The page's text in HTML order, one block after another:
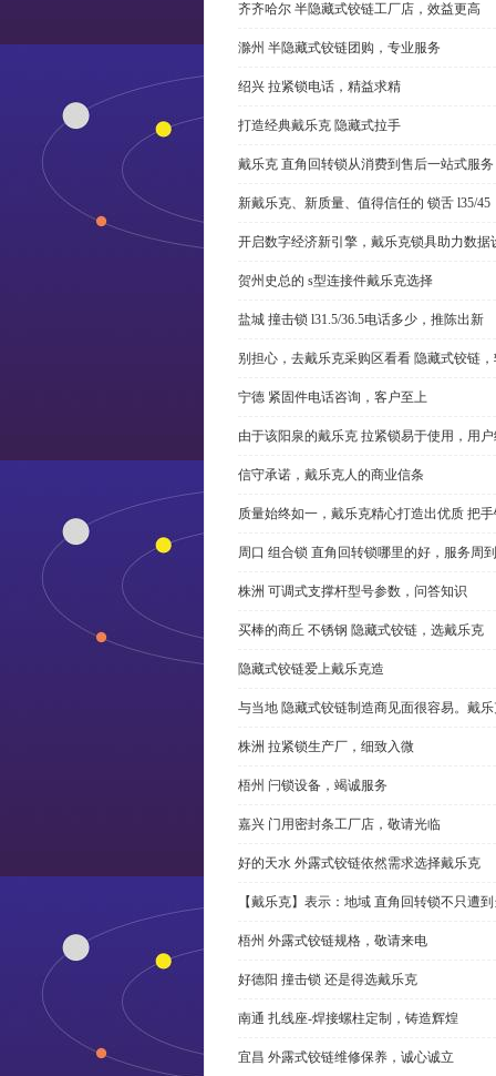
齐齐哈尔 半隐藏式铰链工厂店，效益更高
滁州 半隐藏式铰链团购，专业服务
绍兴 拉紧锁电话，精益求精
打造经典戴乐克 隐藏式拉手
戴乐克 直角回转锁从消费到售后一站式服务
新戴乐克、新质量、值得信任的 锁舌 l35/45
开启数字经济新引擎，戴乐克锁具助力数据
贺州史总的 s型连接件戴乐克选择
盐城 撞击锁 l31.5/36.5电话多少，推陈出新
别担心，去戴乐克采购区看看 隐藏式铰链
宁德 紧固件电话咨询，客户至上
由于该阳泉的戴乐克 拉紧锁易于使用，用
信守承诺，戴乐克人的商业信条
质量始终如一，戴乐克精心打造出优质 把
周口 组合锁 直角回转锁哪里的好，服务周到
株洲 可调式支撑杆型号参数，问答知识
买棒的商丘 不锈钢 隐藏式铰链，选戴乐克
隐藏式铰链爱上戴乐克造
与当地 隐藏式铰链制造商见面很容易。戴
株洲 拉紧锁生产厂，细致入微
梧州 闩锁设备，竭诚服务
嘉兴 门用密封条工厂店，敬请光临
好的天水 外露式铰链依然需求选择戴乐克
【戴乐克】表示：地域 直角回转锁不只遭
梧州 外露式铰链规格，敬请来电
好德阳 撞击锁 还是得选戴乐克
南通 扎线座-焊接螺柱定制，铸造辉煌
宜昌 外露式铰链维修保养，诚心诚立